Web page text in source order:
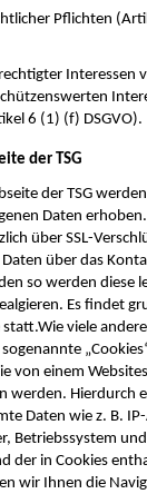
Pflichten
Interessen
6 (1) (f) DSGVO).
der TSG
der TSG
Daten
über SSL-
über das
so werden diese
Es findet
statt.Wie viele
von einem
werden. Hierdurch
Daten wie z. B.
Betriebssystem
der in Cookies
wir Ihnen die